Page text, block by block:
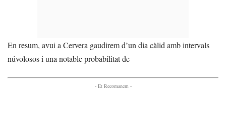
En resum, avui a Cervera gaudirem d’un dia càlid amb intervals
núvolosos i una notable probabilitat de
- Et Recomanem -